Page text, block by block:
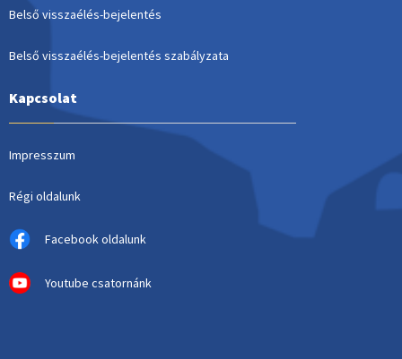
Belső visszaélés-bejelentés
Belső visszaélés-bejelentés szabályzata
Kapcsolat
Impresszum
Régi oldalunk
Facebook oldalunk
Youtube csatornánk